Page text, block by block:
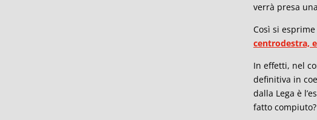
verrà presa
Così si
centrodestra,
In effetti, nel
definitiva in
dalla Lega è
fatto compiuto?